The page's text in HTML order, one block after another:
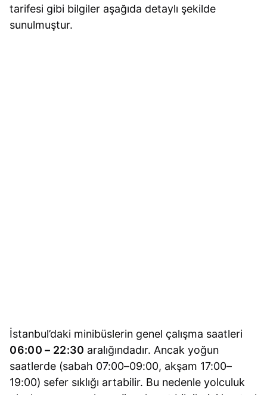
tarifesi gibi bilgiler aşağıda detaylı şekilde
sunulmuştur.
İstanbul’daki minibüslerin genel çalışma saatleri
06:00 – 22:30 aralığındadır. Ancak yoğun
saatlerde (sabah 07:00–09:00, akşam 17:00–
19:00) sefer sıklığı artabilir. Bu nedenle yolculuk